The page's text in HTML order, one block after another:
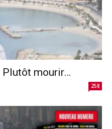
Plutôt mourir…
258